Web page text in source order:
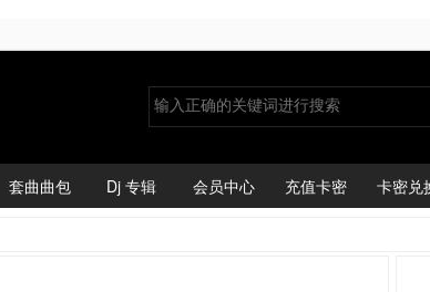
套曲曲包 Dj 专辑 会员中心 充值卡密 卡密兑